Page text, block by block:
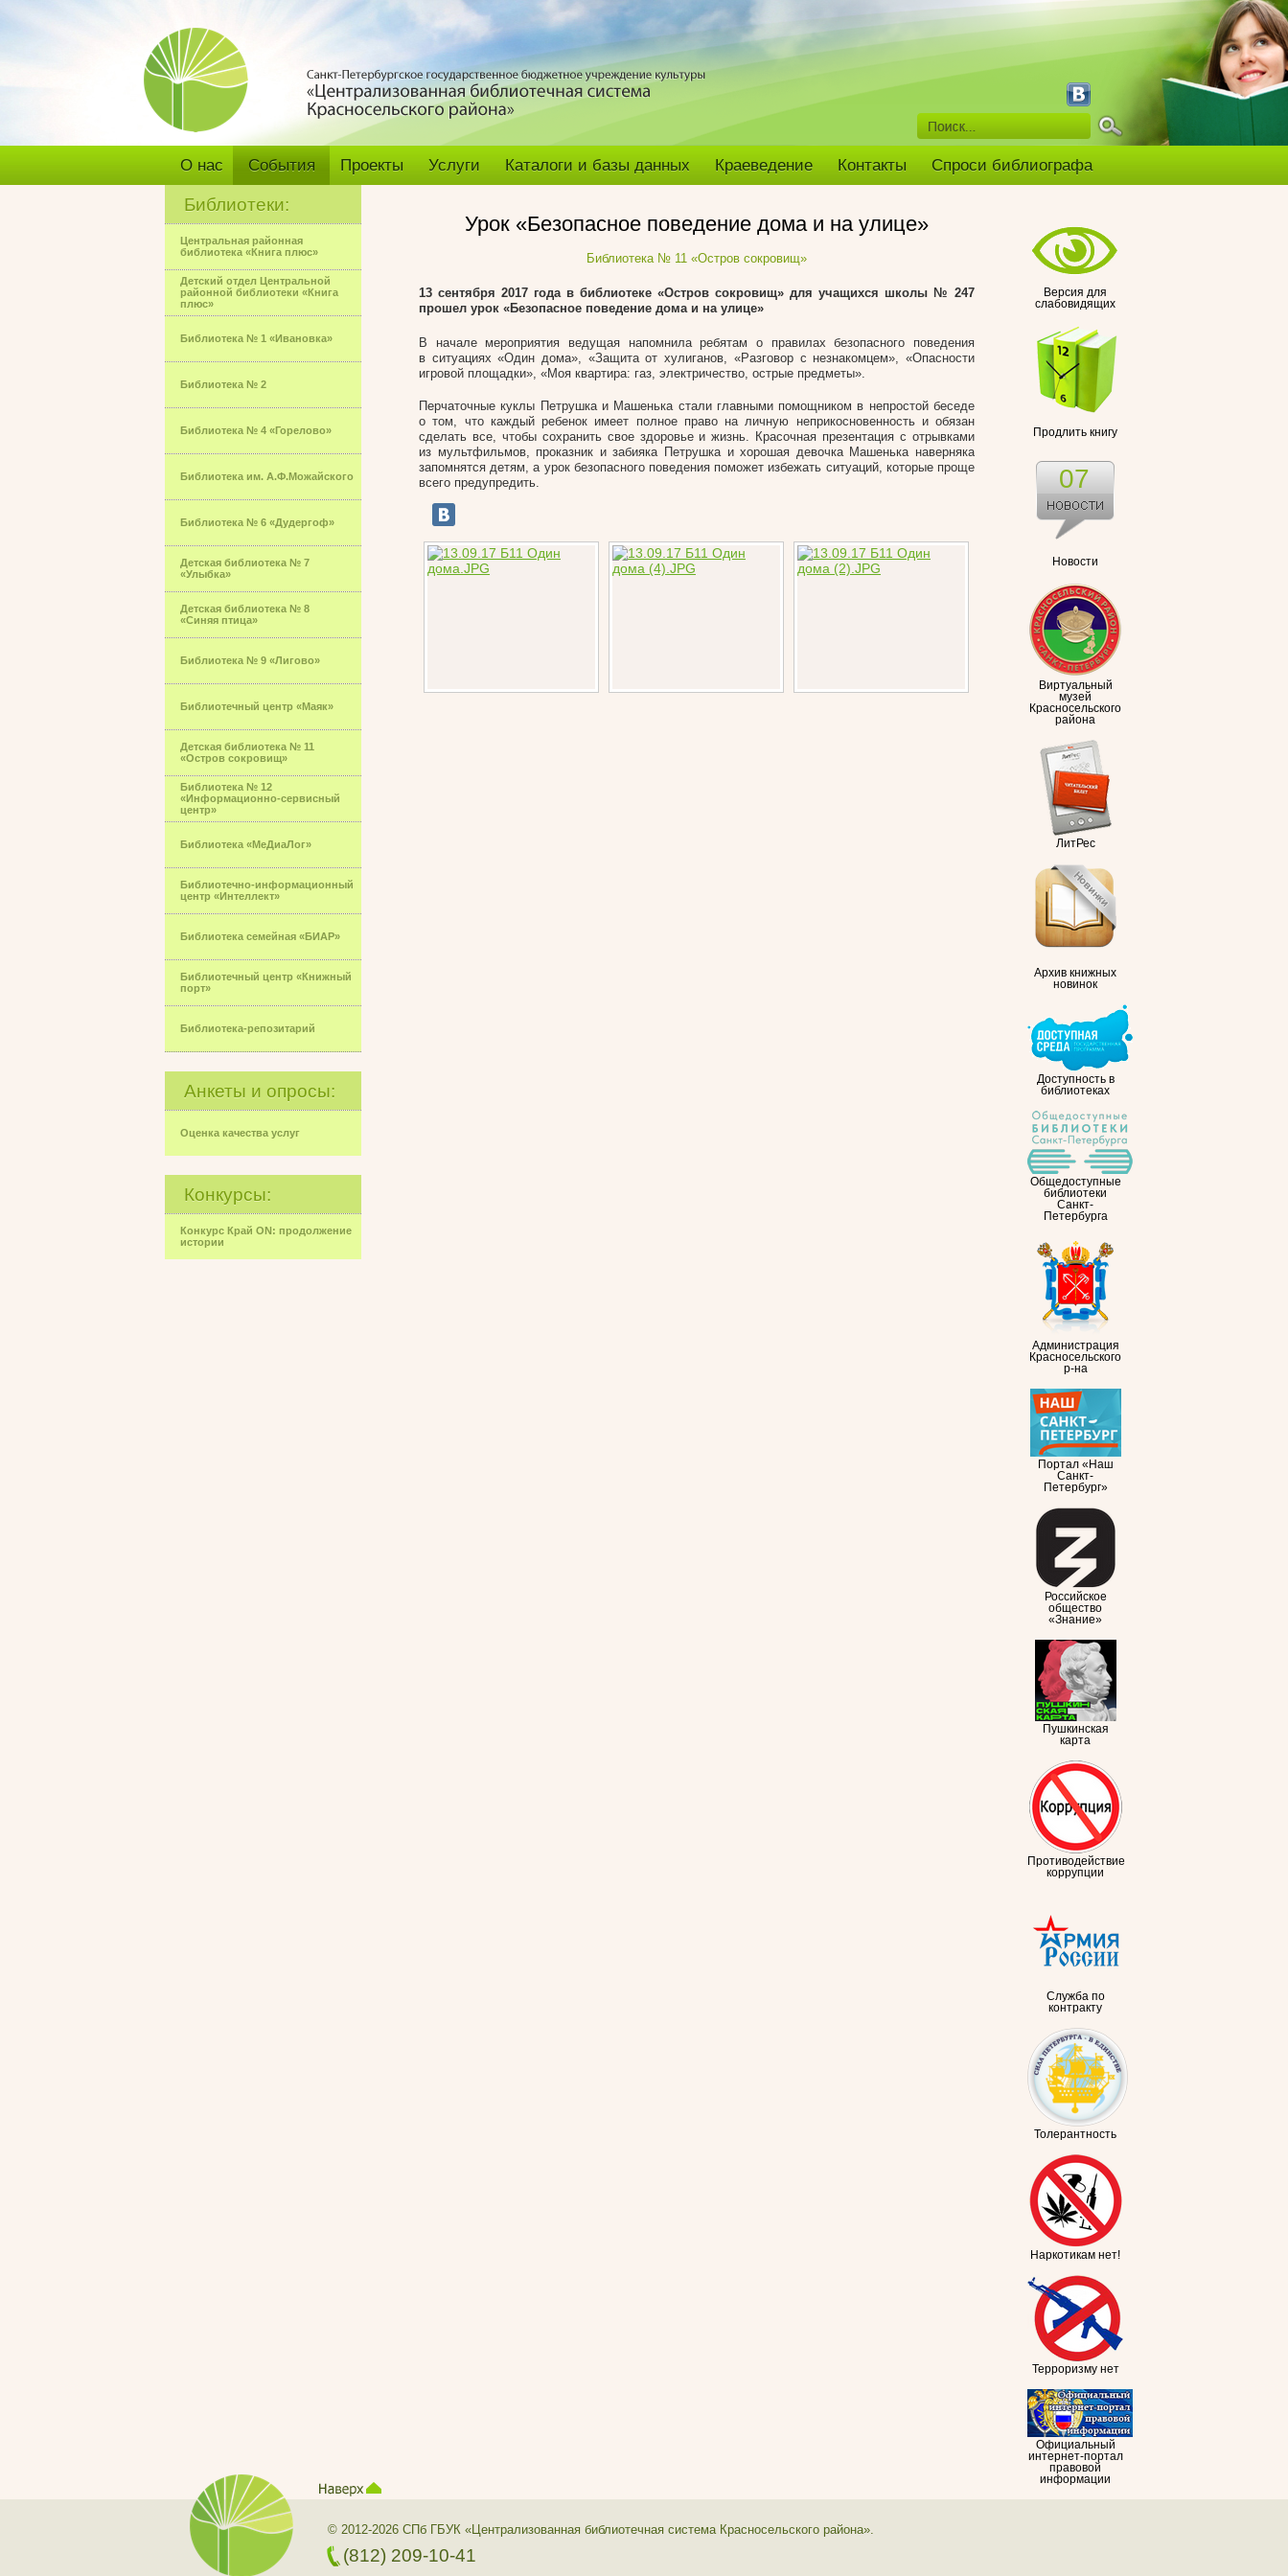
О нас События Проекты Услуги Каталоги и базы данных Краеведение Контакты Спроси библиографа
Библиотеки:
Центральная районная
библиотека «Книга плюс»
Детский отдел Центральной
районной библиотеки «Книга
плюс»
Библиотека № 1 «Ивановка»
Библиотека № 2
Библиотека № 4 «Горелово»
Библиотека им. А.Ф.Можайского
Библиотека № 6 «Дудергоф»
Детская библиотека № 7
«Улыбка»
Детская библиотека № 8
«Синяя птица»
Библиотека № 9 «Лигово»
Библиотечный центр «Маяк»
Детская библиотека № 11
«Остров сокровищ»
Библиотека № 12
«Информационно-сервисный
центр»
Библиотека «МеДиаЛог»
Библиотечно-информационный
центр «Интеллект»
Библиотека семейная «БИАР»
Библиотечный центр «Книжный
порт»
Библиотека-репозитарий
Анкеты и опросы:
Оценка качества услуг
Конкурсы:
Конкурс Край ON: продолжение
истории
Версия для
слабовидящих
Продлить книгу
Новости
07
Виртуальный
музей
Красносельского
района
ЛитРес
Архив книжных
новинок
Доступность в
библиотеках
Общедоступные
библиотеки
Санкт-
Петербурга
Администрация
Красносельского
р-на
Портал «Наш
Санкт-
Петербург»
Российское
общество
«Знание»
Пушкинская
карта
Противодействие
коррупции
Служба по
контракту
Толерантность
Наркотикам нет!
Терроризму нет
Официальный
интернет-портал
правовой
информации
Урок «Безопасное поведение дома и на улице»
Библиотека № 11 «Остров сокровищ»
13 сентября 2017 года в библиотеке «Остров сокровищ» для учащихся школы № 247
прошел урок «Безопасное поведение дома и на улице»
В начале мероприятия ведущая напомнила ребятам о правилах безопасного поведения
в ситуациях «Один дома», «Защита от хулиганов, «Разговор с незнакомцем», «Опасности
игровой площадки», «Моя квартира: газ, электричество, острые предметы».
Перчаточные куклы Петрушка и Машенька стали главными помощником в непростой беседе
о том, что каждый ребенок имеет полное право на личную неприкосновенность и обязан
сделать все, чтобы сохранить свое здоровье и жизнь. Красочная презентация с отрывками
из мультфильмов, проказник и забияка Петрушка и хорошая девочка Машенька наверняка
запомнятся детям, а урок безопасного поведения поможет избежать ситуаций, которые проще
всего предупредить.
© 2012-2026 СПб ГБУК «Централизованная библиотечная система Красносельского района».
(812) 209-10-41